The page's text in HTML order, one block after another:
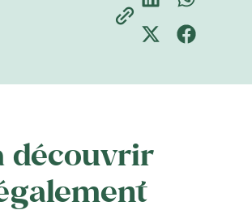
découvrir